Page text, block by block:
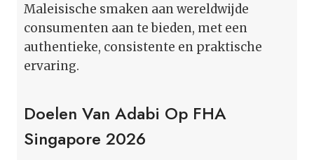
Maleisische smaken aan wereldwijde
consumenten aan te bieden, met een
authentieke, consistente en praktische
ervaring.
Doelen Van Adabi Op FHA
Singapore 2026